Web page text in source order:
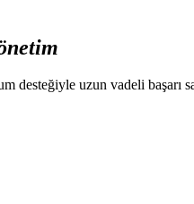
desteğiyle uzun vadeli